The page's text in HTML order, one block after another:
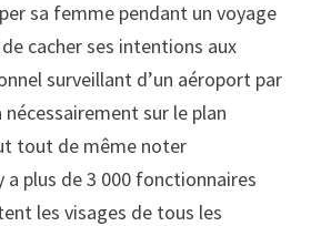
sa femme pendant un voyage
cacher ses intentions aux
surveillant d’un aéroport par
sur le plan
tout de même noter
a plus de 3 000 fonctionnaires
les visages de tous les